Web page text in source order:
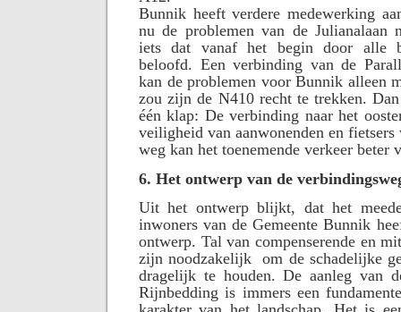
Bunnik heeft verdere medewerking
nu de problemen van de Julianalaan
iets dat vanaf het begin door alle
beloofd. Een verbinding van de
kan de problemen voor Bunnik alleen
zou zijn de N410 recht te trekken.
één klap: De verbinding naar het
veiligheid van aanwonenden en
weg kan het toenemende verkeer beter
6. Het ontwerp van de
Uit het ontwerp blijkt, dat het
inwoners van de Gemeente Bunnik
ontwerp. Tal van compenserende en
zijn noodzakelijk
om de schadelijke
dragelijk te houden. De aanleg van
Rijnbedding is immers een